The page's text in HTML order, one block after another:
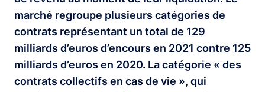
marché regroupe plusieurs catégories de
contrats représentant un total de 129
milliards d’euros d’encours en 2021 contre 125
milliards d’euros en 2020. La catégorie « des
contrats collectifs en cas de vie », qui